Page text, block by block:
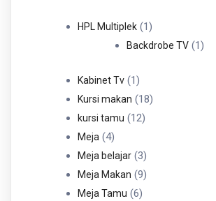
HPL Multiplek 11
Produk
Backdrobe TV 11
Kabinet Tv 11
Produk
Kursi makan 1818
kursi tamu 1212
Meja 44
Produk
Meja belajar 33
Produk
Meja Makan 99
Meja Tamu 66